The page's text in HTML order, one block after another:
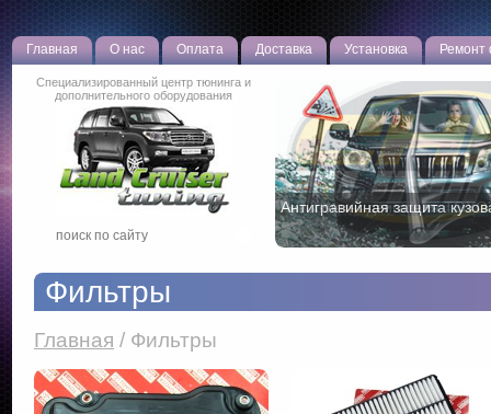
Главная О нас Оплата Доставка Установка Ремонт
Специализированный центр тюнинга и
дополнительного оборудования
Чип тюнинг двигателя
Фильтры
Главная / Фильтры